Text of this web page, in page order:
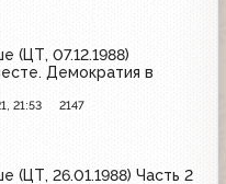
(ЦТ, 07.12.1988)
Демократия в
21:53 2147
(ЦТ, 26.01.1988) Часть 2